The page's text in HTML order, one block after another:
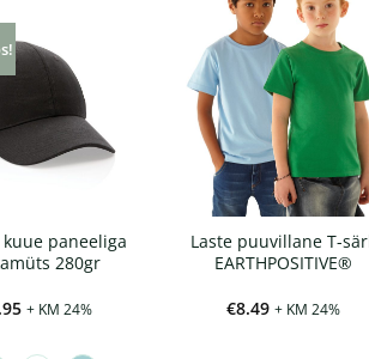
paneeliga
280gr
+ KM 24%
Laste puuvillane T-
EARTHPOSITIVE®
€8.49 + KM 24%